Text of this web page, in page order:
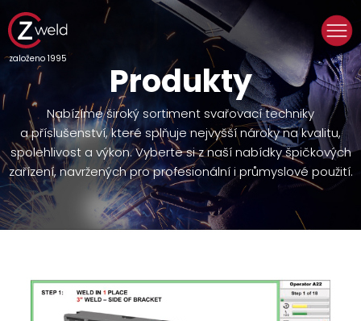
založeno 1995
Produkty
Nabízíme široký sortiment svařovací techniky
a příslušenství, které splňuje nejvyšší nároky na kvalitu,
spolehlivost a výkon. Vyberte si z naší nabídky špičkových
zařízení, navržených pro profesionální i průmyslové použití.